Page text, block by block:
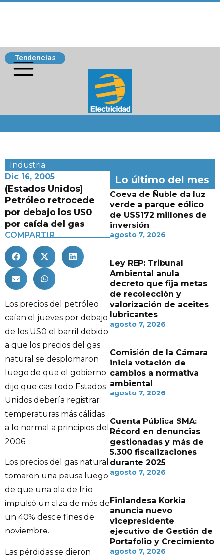
Tendencias
Industria
Dic 16, 2005
(Estados Unidos)
Petróleo retrocede
por debajo los US0
por caída del gas
COMPARTIR
Los precios del petróleo
caían el jueves por debajo
de los US0 el barril debido
a que los precios del gas
natural se desplomaron
luego de que el gobierno
dijo que casi todo Estados
Unidos debería registrar
temperaturas más cálidas
a lo normal a principios del
2006.
Los precios del gas natural
tomaron una pausa luego
de que una ola de frío
impulsó un alza de más de
un 40% desde fines de
noviembre.
Las pérdidas se dieron
Lo último del mes
Coeva de Ñuble da luz
verde a parque eólico
de US$172 millones de
inversión
agosto 7, 2026
Ley REP: Tribunal
Ambiental anula
decreto que fija metas
de recolección y
valorización de aceites
lubricantes
agosto 7, 2026
Comisión de la Cámara
inicia votación de
cambios a normativa
ambiental
agosto 7, 2026
Cuenta Pública SMA:
Récord en denuncias
gestionadas y más de
5.300 fiscalizaciones
durante 2025
agosto 7, 2026
Finlandesa Korkia
anuncia nuevo
vicepresidente
ejecutivo de Gestión de
Portafolio y Crecimiento
agosto 7, 2026